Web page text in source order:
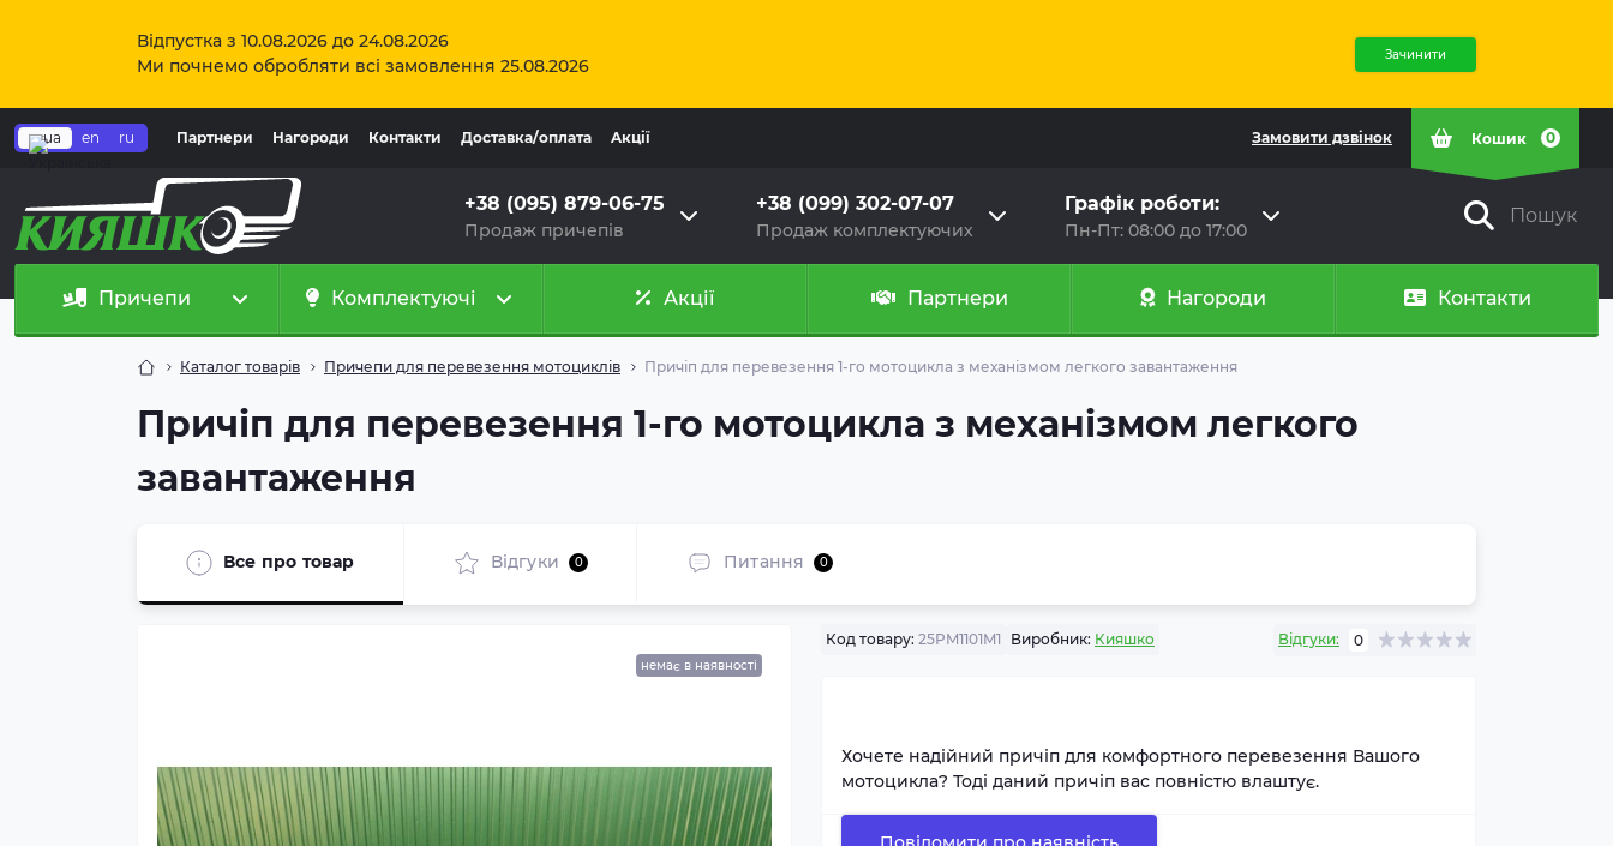
Відпустка з 10.08.2026 до 24.08.2026
Ми почнемо обробляти всі замовлення 25.08.2026
Зачинити
ua en ru Партнери Нагороди Контакти Доставка/оплата Aкції Замовити дзвінок Кошик 0
+38 (095) 879-06-75
Продаж причепів
+38 (099) 302-07-07
Продаж комплектуючих
Графік роботи:
Пн-Пт: 08:00 до 17:00
Пошук
Причепи Комплектуючі Акції Партнери Нагороди Контакти
Каталог товарів Причепи для перевезення мотоциклів Причіп для перевезення 1-го мотоцикла з механізмом легкого завантаження
Причіп для перевезення 1-го мотоцикла з механізмом легкого
завантаження
Все про товар Відгуки 0 Питання 0
немає в наявності
Код товару: 25PM1101M1 Виробник: Кияшко Відгуки: 0
Хочете надійний причіп для комфортного перевезення Вашого
мотоцикла? Тоді даний причіп вас повністю влаштує.